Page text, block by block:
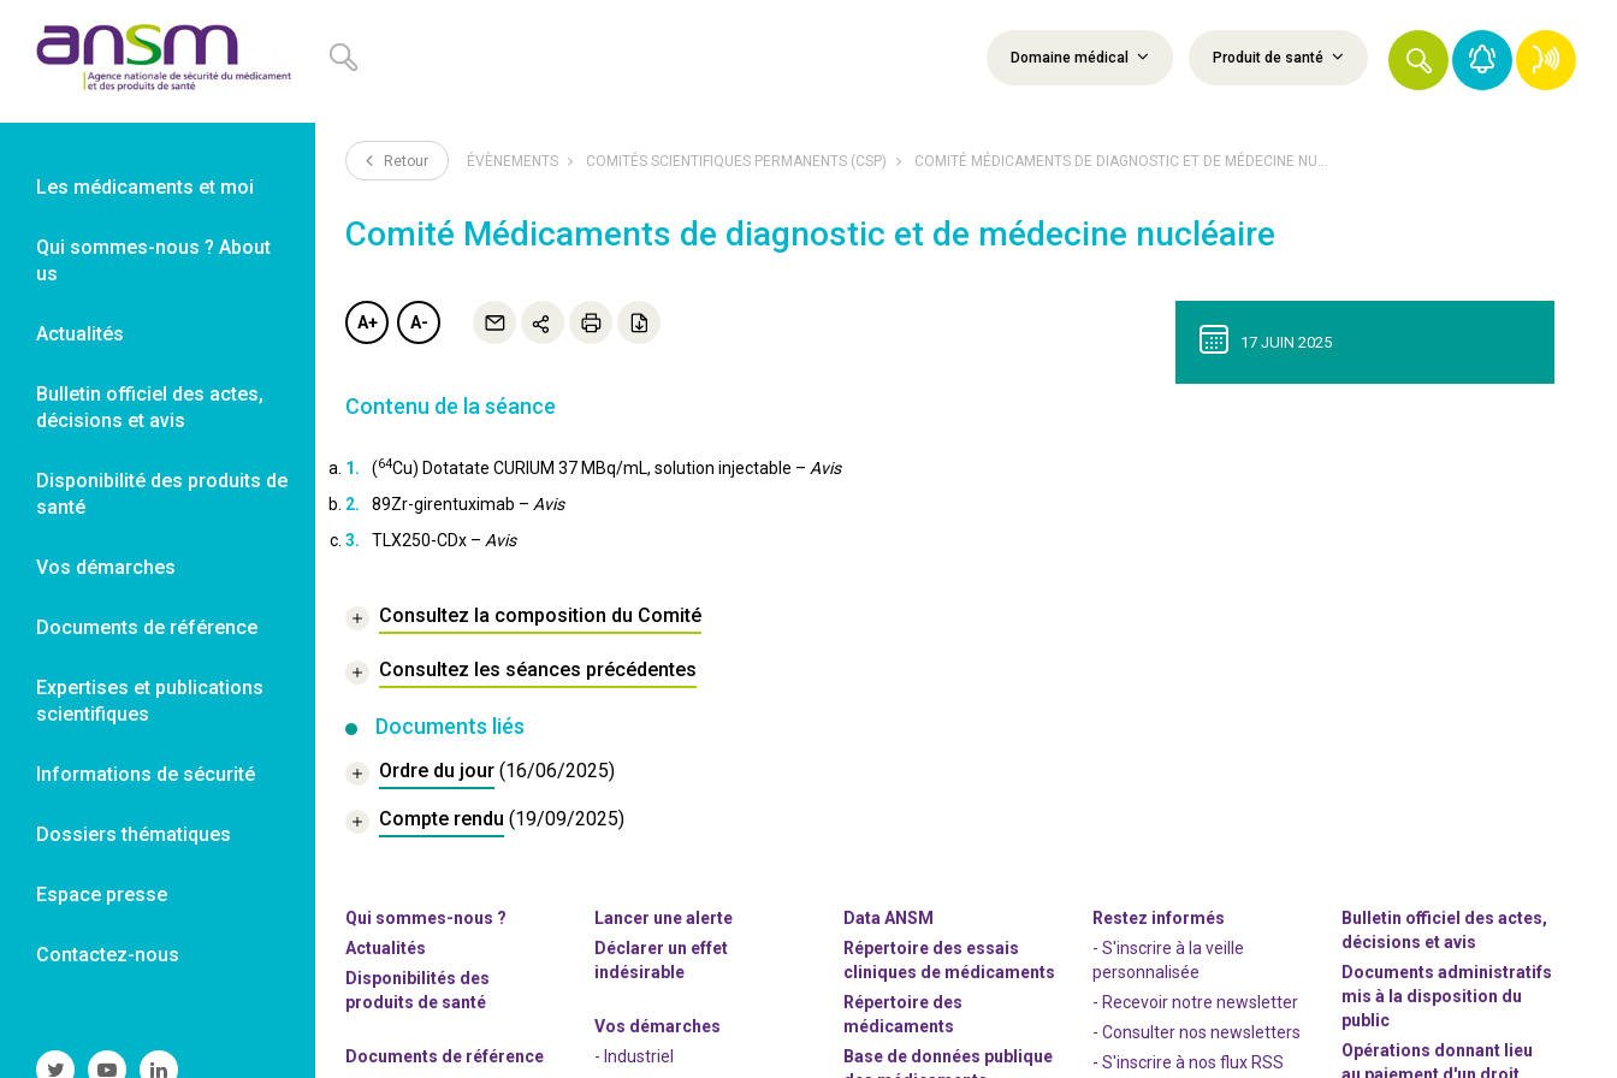
Domaine médical Produit de santé
Les médicaments et moi
Qui sommes-nous ? About
us
Actualités
Bulletin officiel des actes,
décisions et avis
Disponibilité des produits de
santé
Vos démarches
Documents de référence
Expertises et publications
scientifiques
Informations de sécurité
Dossiers thématiques
Espace presse
Contactez-nous
SuivreSuivreSuivre
Retour ÉVÈNEMENTS COMITÉS SCIENTIFIQUES PERMANENTS (CSP) COMITÉ MÉDICAMENTS DE DIAGNOSTIC ET DE MÉDECINE NU...
Comité Médicaments de diagnostic et de médecine nucléaire
A+ A-
Contenu de la séance
(64Cu) Dotatate CURIUM 37 MBq/mL, solution injectable – Avis
89Zr-girentuximab – Avis
TLX250-CDx – Avis
Consultez la composition du Comité
Consultez les séances précédentes
Documents liés
Ordre du jour (16/06/2025)
Compte rendu (19/09/2025)
17 JUIN 2025
Qui sommes-nous ?
Actualités
Disponibilités des
produits de santé
Documents de référence
Lancer une alerte
Déclarer un effet
indésirable
Vos démarches
- Industriel
Data ANSM
Répertoire des essais
cliniques de médicaments
Répertoire des
médicaments
Base de données publique
Restez informés
- S'inscrire à la veille
personnalisée
- Recevoir notre newsletter
- Consulter nos newsletters
-S'inscrire à nos flux RSS
Bulletin officiel des actes,
décisions et avis
Documents administratifs
mis à la disposition du
public
Opérations donnant lieu